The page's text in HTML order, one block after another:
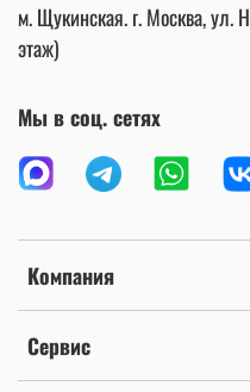
Компания
Сервис
м. Щукинская. г. Москва, ул.
этаж)
Мы в соц. сетях